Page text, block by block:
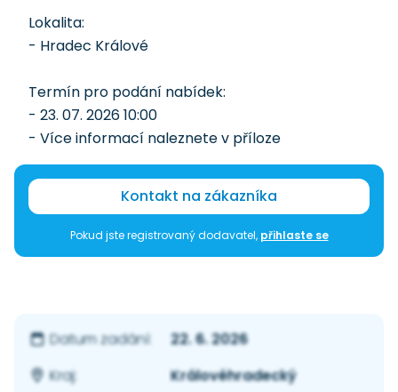
Lokalita:
- Hradec Králové
Termín pro podání nabídek:
- 23. 07. 2026 10:00
- Více informací naleznete v příloze
Kontakt na zákazníka
Pokud jste registrovaný dodavatel, přihlaste se
Datum zadání:
22. 6. 2026
Kraj:
Královéhradecký